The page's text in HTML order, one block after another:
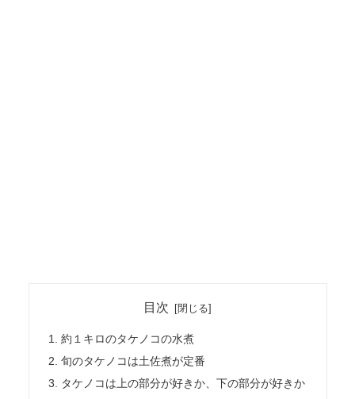
目次
約１キロのタケノコの水煮
旬のタケノコは土佐煮が定番
タケノコは上の部分が好きか、下の部分が好きか